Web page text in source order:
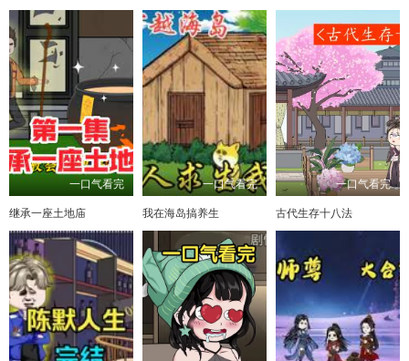
一口气看完
继承一座土地庙
一口气看完
我在海岛搞养生
一口气看完
古代生存十八法